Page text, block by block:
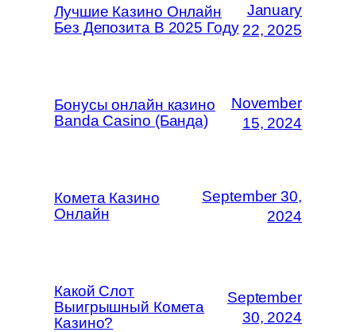
Лучшие Казино Онлайн
Без Депозита В 2025 Году
January
22, 2025
Бонусы онлайн казино
Banda Casino (Банда)
November
15, 2024
Комета Казино
Онлайн
September 30,
2024
Какой Слот
Выигрышный Комета
Казино?
September
30, 2024